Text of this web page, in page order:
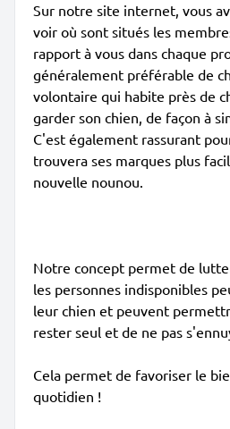
Sur notre site internet, vous
voir où sont situés les
rapport à vous dans chaque
généralement préférable de
volontaire qui habite près de
garder son chien, de façon à
C'est également rassurant
trouvera ses marques plus
nouvelle nounou.
Notre concept permet de
les personnes indisponibles
leur chien et peuvent
rester seul et de ne pas
Cela permet de favoriser le
quotidien !